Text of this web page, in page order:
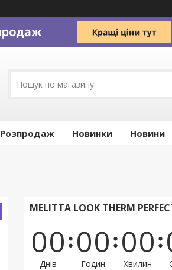
Pозпродаж Новинки Новини
MELITTA LOOK THERM
00
Днів
00
Годин
00
Хвилин